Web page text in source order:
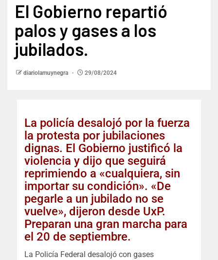
El Gobierno repartió
palos y gases a los
jubilados.
diariolamuynegra 29/08/2024
La policía desalojó por la fuerza
la protesta por jubilaciones
dignas. El Gobierno justificó la
violencia y dijo que seguirá
reprimiendo a «cualquiera, sin
importar su condición». «De
pegarle a un jubilado no se
vuelve», dijeron desde UxP.
Preparan una gran marcha para
el 20 de septiembre.
La Policía Federal desalojó con gases